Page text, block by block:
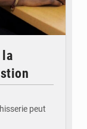
la
peut